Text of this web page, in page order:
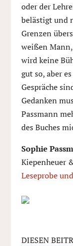
oder der
belästigt und
Grenzen
weißen
wird keine
gut so, aber
Gespräche
Gedanken
Passmann
des Buches
Sophie
Kiepenheuer
Leseprobe
DIESEN